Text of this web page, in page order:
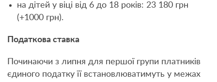
на дітей у віці від 6 до 18 років: 23 180 грн
(+1000 грн).
Податкова ставка
Починаючи з липня для першої групи платників
єдиного податку її встановлюватимуть у межах